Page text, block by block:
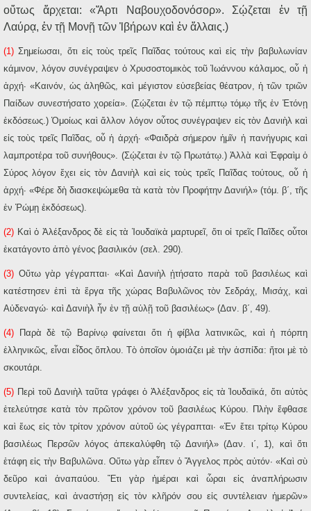
οὕτως ἄρχεται: «Ἄρτι Ναβουχοδονόσορ». Σῴζεται ἐν τῇ
Λαύρᾳ, ἐν τῇ Μονῇ τῶν Ἰ βήρων καὶ ἐν ἄλλαις.)
(1) Σημείωσαι, ὅτι εἰς τοὺς τρεῖς Παῖδας τούτους καὶ εἰς τὴν βαβυλωνίαν
κάμινον, λόγον συνέγραψεν ὁ Χρυσοστομικὸς τοῦ Ἰωάννου κάλαμος, οὗ ἡ
ἀρχή· «Καινόν, ὡς ἀληθῶς, καὶ μέγιστον εὐσεβείας θέατρον, ἡ τῶν τριῶν
Παίδων συνεστήσατο χορεία». (Σῴζεται ἐν τῷ πέμπτῳ τόμῳ τῆς ἐν Ἐτόνῃ
ἐκδόσεως.) Ὁμοίως καὶ ἄλλον λόγον οὗτος συνέγραψεν εἰς τὸν Δανιὴλ καὶ
εἰς τοὺς τρεῖς Παῖδας, οὗ ἡ ἀρχή· «Φαιδρὰ σήμερον ἡμῖν ἡ πανήγυρις καὶ
λαμπροτέρα τοῦ συνήθους». (Σῴζεται ἐν τῷ Πρωτάτῳ.) Ἀλλὰ καὶ Ἐφραὶμ ὁ
Σύρος λόγον ἔχει εἰς τὸν Δανιὴλ καὶ εἰς τοὺς τρεῖς Παῖδας τούτους, οὗ ἡ
ἀρχή· «Φέρε δὴ διασκεψώμεθα τὰ κατὰ τὸν Προφήτην Δανιήλ» (τόμ. β΄, τῆς
ἐν Ῥώμῃ ἐκδόσεως).
(2) Καὶ ὁ Ἀλέξανδρος δὲ εἰς τὰ Ἰουδαϊκὰ μαρτυρεῖ, ὅτι οἱ τρεῖς Παῖδες οὗτοι
ἐκατάγοντο ἀπὸ γένος βασιλικόν (σελ. 290).
(3) Οὕτω γὰρ γέγραπται· «Καὶ Δανιὴλ ᾐτήσατο παρὰ τοῦ βασιλέως καὶ
κατέστησεν ἐπὶ τὰ ἔργα τῆς χώρας Βαβυλῶνος τὸν Σεδράχ, Μισάχ, καὶ
Αὐδεναγώ· καὶ Δανιὴλ ἦν ἐν τῇ αὐλῇ τοῦ βασιλέως» (Δαν. β΄, 49).
(4) Παρὰ δὲ τῷ Βαρίνῳ φαίνεται ὅτι ἡ φίβλα λατινικῶς, καὶ ἡ πόρπη
ἑλληνικῶς, εἶναι εἶδος ὅπλου. Τὸ ὁποῖον ὁμοιάζει μὲ τὴν ἀσπίδα: ἤτοι μὲ τὸ
σκουτάρι.
(5) Περὶ τοῦ Δανιὴλ ταῦτα γράφει ὁ Ἀλέξανδρος εἰς τὰ Ἰουδαϊκά, ὅτι αὐτὸς
ἐτελεύτησε κατὰ τὸν πρῶτον χρόνον τοῦ βασιλέως Κύρου. Πλὴν ἔφθασε
καὶ ἕως εἰς τὸν τρίτον χρόνον αὐτοῦ ὡς γέγραπται· «Ἐν ἔτει τρίτῳ Κύρου
βασιλέως Περσῶν λόγος ἀπεκαλύφθη τῷ Δανιήλ» (Δαν. ι΄, 1), καὶ ὅτι
ἐτάφη εἰς τὴν Βαβυλῶνα. Οὕτω γὰρ εἶπεν ὁ Ἄγγελος πρὸς αὐτόν· «Καὶ σὺ
δεῦρο καὶ ἀναπαύου. Ἔτι γὰρ ἡμέραι καὶ ὧραι εἰς ἀναπλήρωσιν
συντελείας, καὶ ἀναστήσῃ εἰς τὸν κλῆρόν σου εἰς συντέλειαν ἡμερῶν»